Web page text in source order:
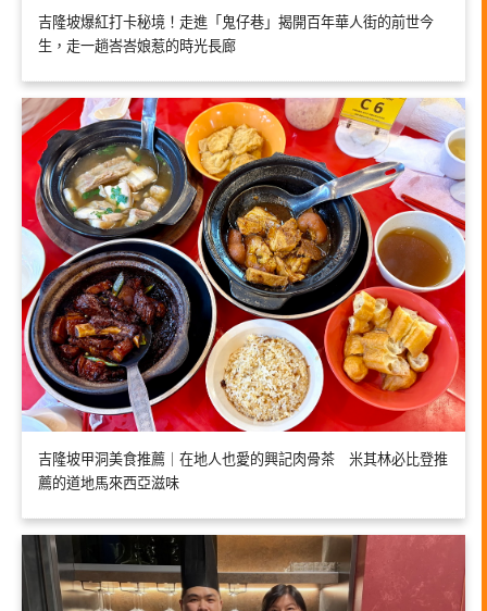
吉隆坡爆紅打卡秘境！走進「鬼仔巷」揭開百年華人街的前世今
生，走一趟峇峇娘惹的時光長廊
吉隆坡甲洞美食推薦｜在地人也愛的興記肉骨茶 米其林必比登推
薦的道地馬來西亞滋味